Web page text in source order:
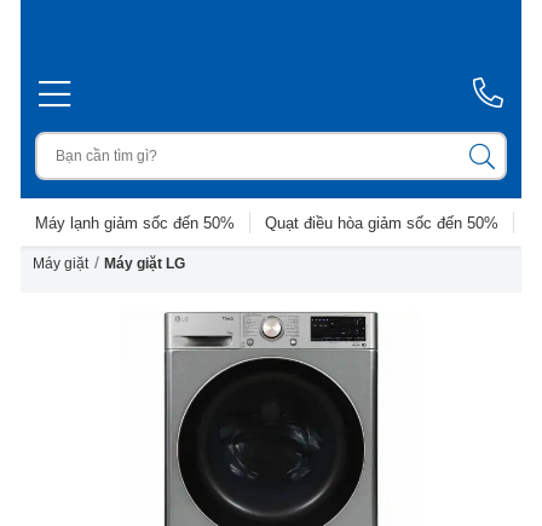
Máy lạnh giảm sốc đến 50% Quạt điều hòa giảm sốc đến 50%
Máy giặt / Máy giặt LG